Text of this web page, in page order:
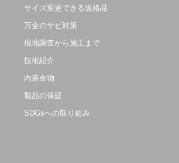
サイズ変更できる規格品
万全のサビ対策
現地調査から施工まで
技術紹介
内装金物
製品の保証
SDGsへの取り組み